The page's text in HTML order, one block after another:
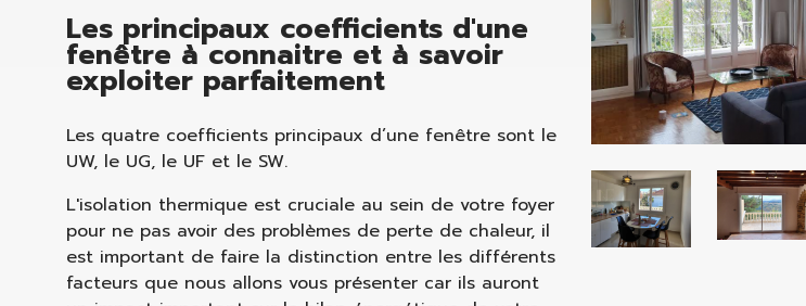
Les principaux coefficients d'une
fenêtre à connaitre et à savoir
exploiter parfaitement
Les quatre coefficients principaux d’une fenêtre sont le
UW, le UG, le UF et le SW.
L'isolation thermique est cruciale au sein de votre foyer
pour ne pas avoir des problèmes de perte de chaleur, il
est important de faire la distinction entre les différents
facteurs que nous allons vous présenter car ils auront